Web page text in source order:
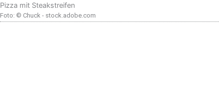
Pizza mit Steakstreifen
Foto: © Chuck - stock.adobe.com